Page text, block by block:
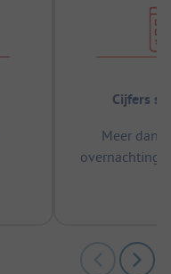
Cijfers
Meer dan